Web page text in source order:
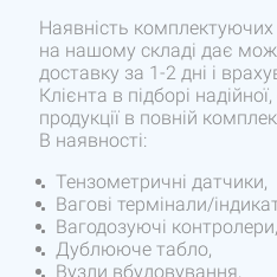
Наявність
на нашому складі дає
доставку за 1-2 дні і
Клієнта в підборі
продукції в повній
В наявності:
Тензометричні датчики,
Вагові термінали/
Вагодозуючі контролери,
Дублююче табло,
Вузли вбудовування,